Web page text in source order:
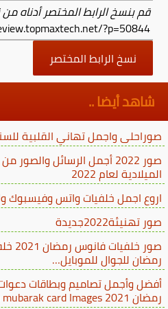
قم بنسخ الرابط المختصر أدناه
?p=50844
نسخ الرابط المختصر
شاهد أيضا ..
صوراحلى واجمل تهاني القلبية للسنة
صور 2022 أجمل الرسائل
الميلادية لعام 2022
اروع اجمل خلفيات واتس وفيسبوك
صور تهنيئة2022جديدة
رمضان للجوال للموبايل…
أفضل وأجمل تصاميم وبطاقات
رمضان ramadan mubarak card Images 2021